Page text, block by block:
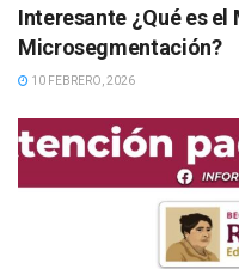
Interesante ¿Qué es
Microsegmentación?
10 FEBRERO, 2026